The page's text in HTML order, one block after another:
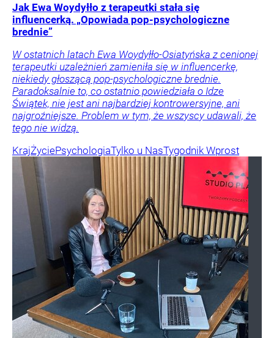
Jak Ewa Woydyłło z terapeutki stała się
influencerką. „Opowiada pop-psychologiczne
brednie”
W ostatnich latach Ewa Woydyłło-Osiatyńska z cenionej
terapeutki uzależnień zamieniła się w influencerkę,
niekiedy głoszącą pop-psychologiczne brednie.
Paradoksalnie to, co ostatnio powiedziała o Idze
Świątek, nie jest ani najbardziej kontrowersyjne, ani
najgroźniejsze. Problem w tym, że wszyscy udawali, że
tego nie widzą.
KrajŻyciePsychologiaTylko u NasTygodnik Wprost